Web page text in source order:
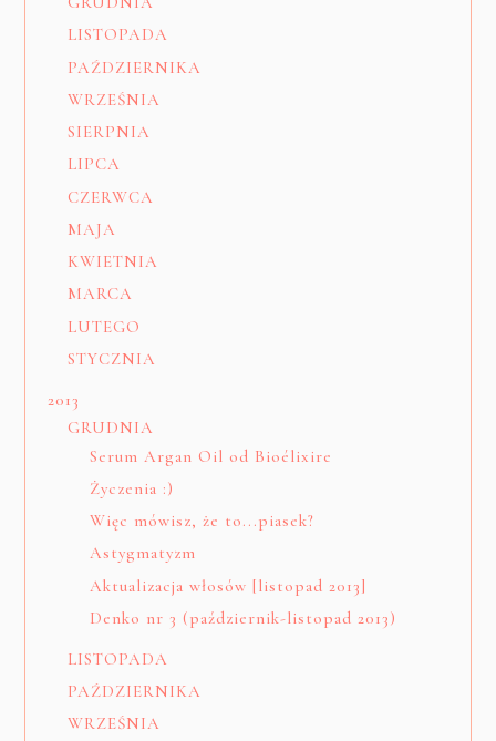
LISTOPADA
PAŹDZIERNIKA
WRZEŚNIA
SIERPNIA
LIPCA
CZERWCA
MAJA
KWIETNIA
MARCA
LUTEGO
STYCZNIA
2013
GRUDNIA
Serum Argan Oil od Bioélixire
Życzenia :)
Więc mówisz, że to...piasek?
Astygmatyzm
Aktualizacja włosów [listopad 2013]
Denko nr 3 (październik-listopad 2013)
LISTOPADA
PAŹDZIERNIKA
WRZEŚNIA